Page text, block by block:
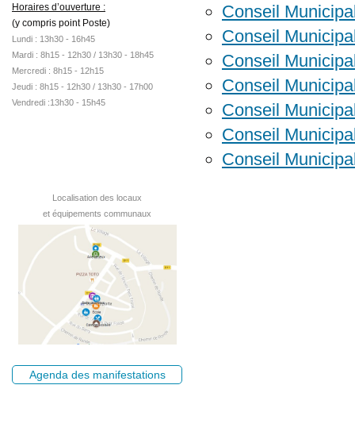
Horaires d’ouverture :
(y compris point Poste)
Lundi : 13h30 - 16h45
Mardi : 8h15 - 12h30 / 13h30 - 18h45
Mercredi : 8h15 - 12h15
Jeudi : 8h15 - 12h30 / 13h30 - 17h00
Vendredi :13h30 - 15h45
Localisation des locaux
et équipements communaux
Agenda des manifestations
Conseil
Conseil
Conseil
Conseil
Conseil
Conseil
Conseil